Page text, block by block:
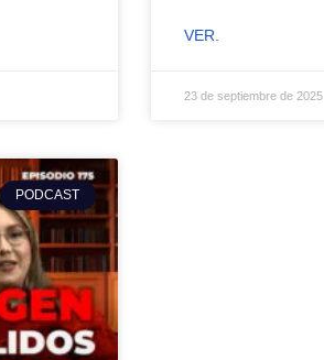
VER.
23 de septiembre de 2025
PODCAST